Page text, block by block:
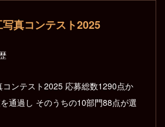
真コンテスト2025
コンテスト2025 応募総数1290点か
通過し そのうちの10部門88点が選